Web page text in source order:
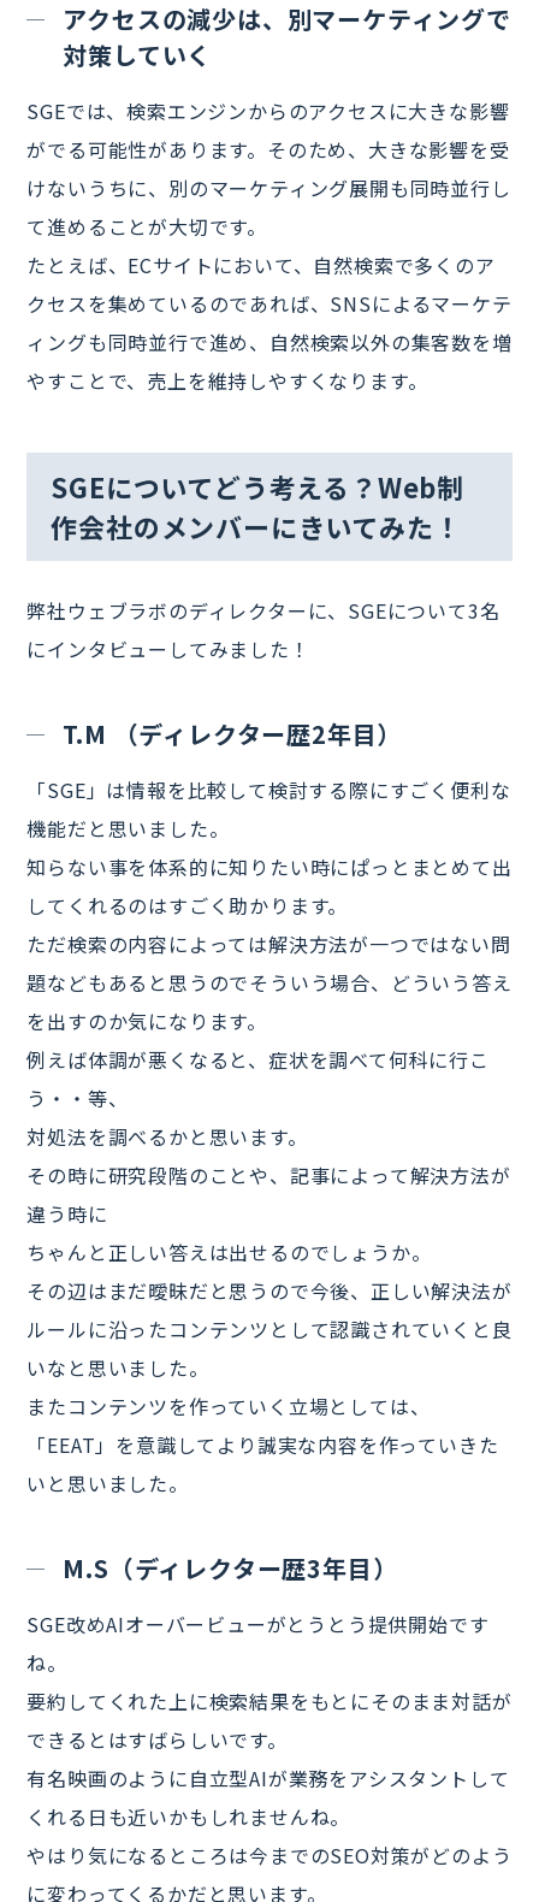
アクセスの減少は、別マーケティングで
対策していく
SGEでは、検索エンジンからのアクセスに大きな影響
がでる可能性があります。そのため、大きな影響を受
けないうちに、別のマーケティング展開も同時並行し
て進めることが大切です。
たとえば、ECサイトにおいて、自然検索で多くのア
クセスを集めているのであれば、SNSによるマーケテ
ィングも同時並行で進め、自然検索以外の集客数を増
やすことで、売上を維持しやすくなります。
SGEについてどう考える？Web制
作会社のメンバーにきいてみた！
弊社ウェブラボのディレクターに、SGEについて3名
にインタビューしてみました！
T.M （ディレクター歴2年目）
「SGE」は情報を比較して検討する際にすごく便利な
機能だと思いました。
知らない事を体系的に知りたい時にぱっとまとめて出
してくれるのはすごく助かります。
ただ検索の内容によっては解決方法が一つではない問
題などもあると思うのでそういう場合、どういう答え
を出すのか気になります。
例えば体調が悪くなると、症状を調べて何科に行こ
う・・等、
対処法を調べるかと思います。
その時に研究段階のことや、記事によって解決方法が
違う時に
ちゃんと正しい答えは出せるのでしょうか。
その辺はまだ曖昧だと思うので今後、正しい解決法が
ルールに沿ったコンテンツとして認識されていくと良
いなと思いました。
またコンテンツを作っていく立場としては、
「EEAT」を意識してより誠実な内容を作っていきた
いと思いました。
M.S（ディレクター歴3年目）
SGE改めAIオーバービューがとうとう提供開始です
ね。
要約してくれた上に検索結果をもとにそのまま対話が
できるとはすばらしいです。
有名映画のように自立型AIが業務をアシスタントして
くれる日も近いかもしれませんね。
やはり気になるところは今までのSEO対策がどのよう
に変わってくるかだと思います。